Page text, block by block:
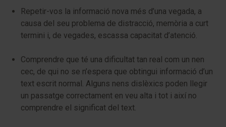
Repetir-vos la informació nova més d’una vegada, a
causa del seu problema de distracció, memòria a curt
termini i, de vegades, escassa capacitat d’atenció.
Comprendre que té una dificultat tan real com un nen
cec, de qui no se n’espera que obtingui informació d’un
text escrit normal. Alguns nens dislèxics poden llegir
un passatge correctament en veu alta i tot i així no
comprendre el significat del text.